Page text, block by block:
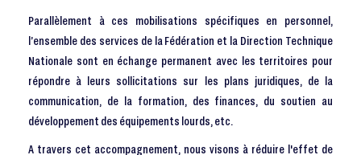
Parallèlement à ces mobilisations spécifiques en personnel,
l’ensemble des services de la Fédération et la Direction Technique
Nationale sont en échange permanent avec les territoires pour
répondre à leurs sollicitations sur les plans juridiques, de la
communication, de la formation, des finances, du soutien au
développement des équipements lourds, etc.
A travers cet accompagnement, nous visons à réduire l'effet de